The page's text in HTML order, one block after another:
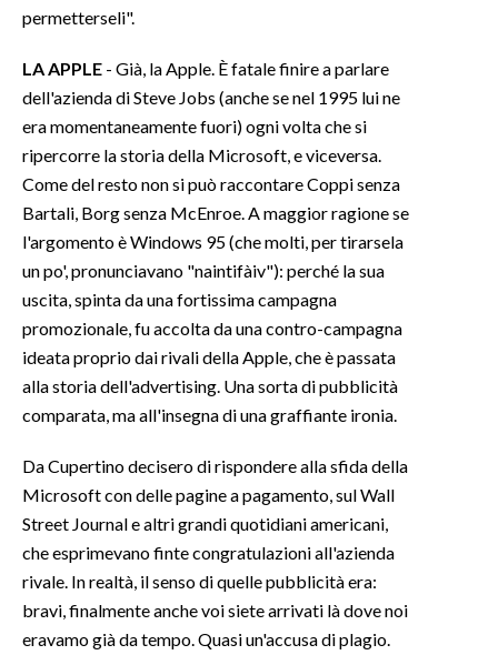
INSULARITÀ
INFO AZIENDE
ANNUNCI
NECROLOGI
PUBBLICITÀ
SPIAGGE
STORE
permetterseli".
LA APPLE - Già, la Apple. È fatale finire a parlare
dell'azienda di Steve Jobs (anche se nel 1995 lui ne
era momentaneamente fuori) ogni volta che si
ripercorre la storia della Microsoft, e viceversa.
Come del resto non si può raccontare Coppi senza
Bartali, Borg senza McEnroe. A maggior ragione se
l'argomento è Windows 95 (che molti, per tirarsela
un po', pronunciavano "naintifàiv"): perché la sua
uscita, spinta da una fortissima campagna
promozionale, fu accolta da una contro-campagna
ideata proprio dai rivali della Apple, che è passata
alla storia dell'advertising. Una sorta di pubblicità
comparata, ma all'insegna di una graffiante ironia.
Da Cupertino decisero di rispondere alla sfida della
Microsoft con delle pagine a pagamento, sul Wall
Street Journal e altri grandi quotidiani americani,
che esprimevano finte congratulazioni all'azienda
rivale. In realtà, il senso di quelle pubblicità era:
bravi, finalmente anche voi siete arrivati là dove noi
eravamo già da tempo. Quasi un'accusa di plagio.